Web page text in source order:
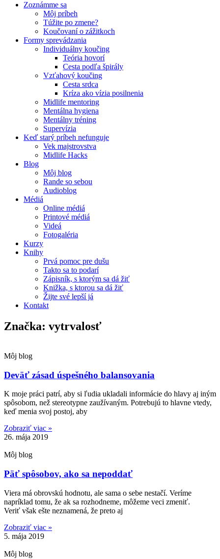
Zoznámme sa
Môj príbeh
Túžite po zmene?
Koučovaní o zážitkoch
Formy sprevádzania
Individuálny koučing
Teória hovorí
Cesta podľa špirály
Vzťahový koučing
Cesta srdca
Kríza ako vízia posilnenia
Midlife mentoring
Mentálna hygiena
Mentálny tréning
Supervízia
Keď starý príbeh nefunguje
Vek majstrovstva
Midlife Hacks
Blog
Môj blog
Rande so sebou
Audioblog
Médiá
Online médiá
Printové médiá
Videá
Fotogaléria
Kurzy
Knihy
Prvá pomoc pre dušu
Takto sa to podarí
Zápisník, s ktorým sa dá žiť
Knižka, s ktorou sa dá žiť
Žijte své lepší já
Kontakt
Značka: vytrvalosť
Môj blog
Deväť zásad úspešného balansovania
K moje práci patrí, aby si ľudia ukladali informácie do hlavy aj iným
spôsobom, než stereotypne zaužívaným. Potrebujú to hlavne vtedy,
keď menia svoj postoj, aby
Zobraziť viac »
26. mája 2019
Môj blog
Päť spôsobov, ako sa nepoddať
Viera má obrovskú hodnotu, ale sama o sebe nestačí. Veríme
napríklad tomu, že ak sa rozhodneme, môžeme veci zmeniť.
Veriť však ešte neznamená, že preto aj
Zobraziť viac »
5. mája 2019
Môj blog